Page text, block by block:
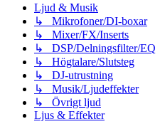
Ljud & Musik
↳ Mikrofoner/DI-boxar
↳ Mixer/FX/Inserts
↳ DSP/Delningsfilter/EQ
↳ Högtalare/Slutsteg
↳ DJ-utrustning
↳ Musik/Ljudeffekter
↳ Övrigt ljud
Ljus & Effekter